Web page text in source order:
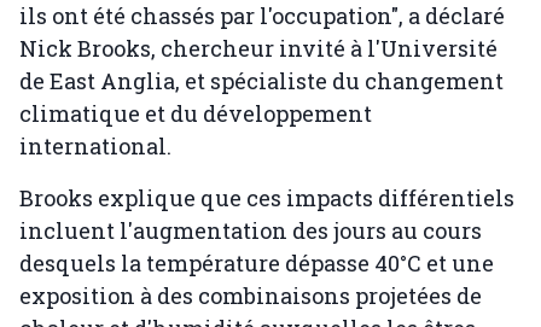
ils ont été chassés par l'occupation", a déclaré
Nick Brooks, chercheur invité à l'Université
de East Anglia, et spécialiste du changement
climatique et du développement
international.
Brooks explique que ces impacts différentiels
incluent l'augmentation des jours au cours
desquels la température dépasse 40°C et une
exposition à des combinaisons projetées de